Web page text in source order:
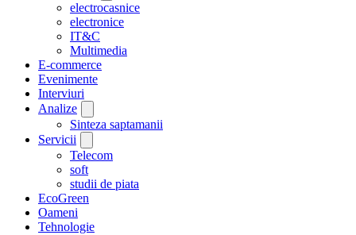
electrocasnice
electronice
IT&C
Multimedia
E-commerce
Evenimente
Interviuri
Analize
Sinteza saptamanii
Servicii
Telecom
soft
studii de piata
EcoGreen
Oameni
Tehnologie